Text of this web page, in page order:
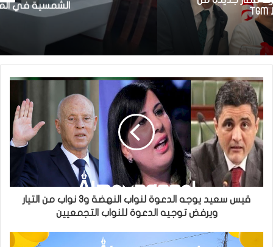
الشمسية في المتوسط
قيس سعيد يوجه الدعوة لنواب النهضة و3 نواب من التيار
ويرفض توجيه الدعوة للنواب التجمعيين